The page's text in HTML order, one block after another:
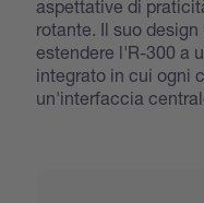
aspettative di
rotante. Il suo
estendere l'R-300 a
integrato in cui ogni
un'interfaccia